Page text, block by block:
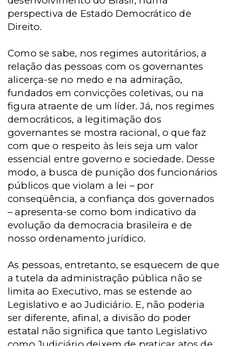
perspectiva de Estado Democrático de
Direito.
Como se sabe, nos regimes autoritários, a
relação das pessoas com os governantes
alicerça-se no medo e na admiração,
fundados em convicções coletivas, ou na
figura atraente de um líder. Já, nos regimes
democráticos, a legitimação dos
governantes se mostra racional, o que faz
com que o respeito às leis seja um valor
essencial entre governo e sociedade. Desse
modo, a busca de punição dos funcionários
públicos que violam a lei – por
conseqüência, a confiança dos governados
– apresenta-se como bom indicativo da
evolução da democracia brasileira e de
nosso ordenamento jurídico.
As pessoas, entretanto, se esquecem de que
a tutela da administração pública não se
limita ao Executivo, mas se estende ao
Legislativo e ao Judiciário. E, não poderia
ser diferente, afinal, a divisão do poder
estatal não significa que tanto Legislativo